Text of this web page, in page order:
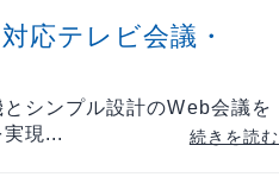
センター
ー
ワーク機器
応テレビ会議・
シンプル設計のWeb会議を
現...
続きを読む